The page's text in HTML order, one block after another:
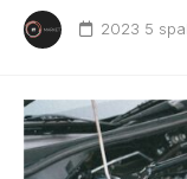
2023 5